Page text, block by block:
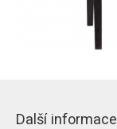
Další informace